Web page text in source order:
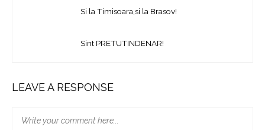
Si la Timisoara,si la Brasov!
Sint PRETUTINDENAR!
LEAVE A RESPONSE